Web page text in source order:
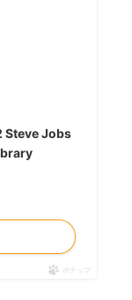
Steve Jobs
ポチップ